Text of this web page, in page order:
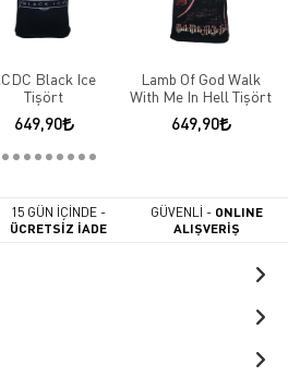
Black Ice
Tişört
649,90
Lamb Of God Walk
With Me In Hell Tişört
649,90
15 GÜN İÇİNDE -
ÜCRETSİZ İADE
GÜVENLİ - ONLINE
ALIŞVERİŞ